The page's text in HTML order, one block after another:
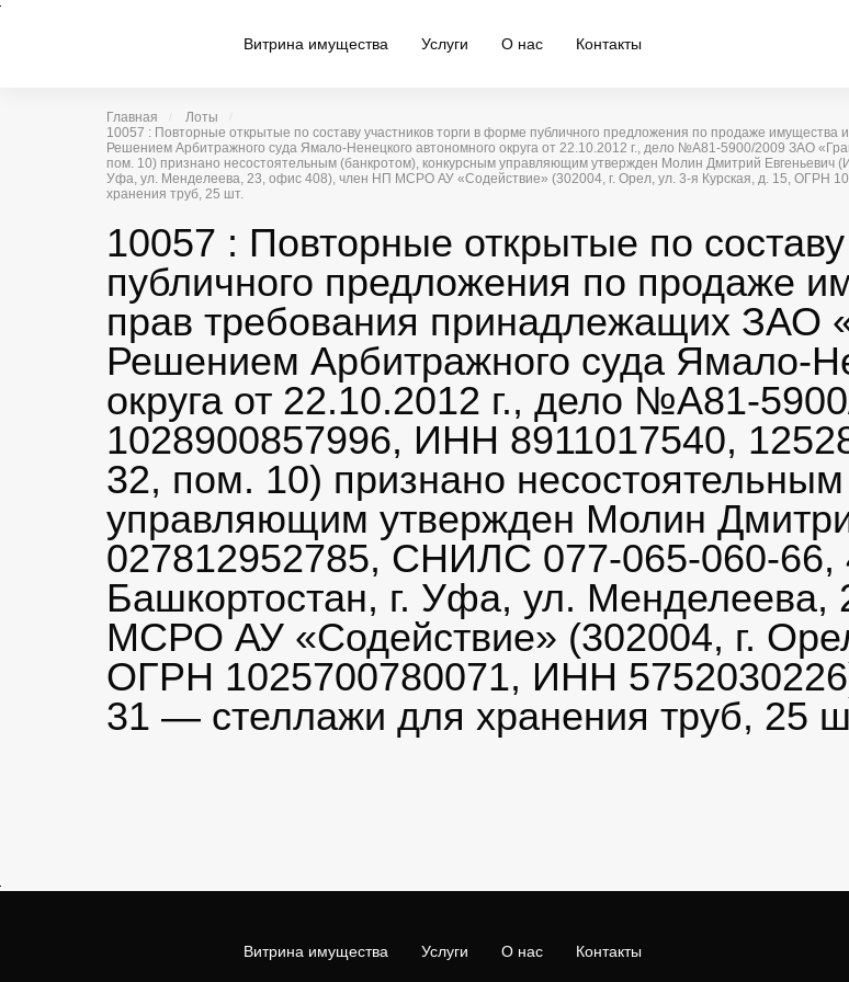
Витрина имущества Услуги О нас Контакты
Главная
Лоты
10057 : Повторные открытые по составу участников торги в форме публичного предложения по продаже
Решением Арбитражного суда Ямало-Ненецкого автономного округа от 22.10.2012 г., дело №А81-5900/2009 ЗАО
пом. 10) признано несостоятельным (банкротом), конкурсным управляющим утвержден Молин Дмитрий
Уфа, ул. Менделеева, 23, офис 408), член НП МСРО АУ «Содействие» (302004, г. Орел, ул. 3-я Курская, д. 15,
хранения труб, 25 шт.
10057 : Повторные открытые по
публичного предложения по продаже
прав требования принадлежащих ЗАО
Решением Арбитражного суда Ямало-
округа от 22.10.2012 г., дело №А81-
1028900857996, ИНН 8911017540,
32, пом. 10) признано
управляющим утвержден Молин
027812952785, СНИЛС 077-065-060-66,
Башкортостан, г. Уфа, ул.
МСРО АУ «Содействие» (302004, г.
ОГРН 1025700780071, ИНН
31 — стеллажи для хранения труб, 25
Витрина имущества Услуги О нас Контакты